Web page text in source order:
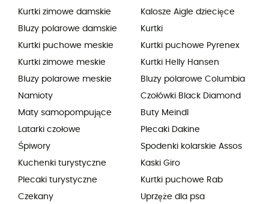
Kurtki zimowe damskie
Bluzy polarowe damskie
Kurtki puchowe meskie
Kurtki zimowe meskie
Bluzy polarowe meskie
Namioty
Maty samopompujące
Latarki czołowe
Śpiwory
Kuchenki turystyczne
Plecaki turystyczne
Czekany
Kalosze Aigle dziecięce
Kurtki
Kurtki puchowe Pyrenex
Kurtki Helly Hansen
Bluzy polarowe Columbia
Czołówki Black Diamond
Buty Meindl
Plecaki Dakine
Spodenki kolarskie Assos
Kaski Giro
Kurtki puchowe Rab
Uprzęże dla psa